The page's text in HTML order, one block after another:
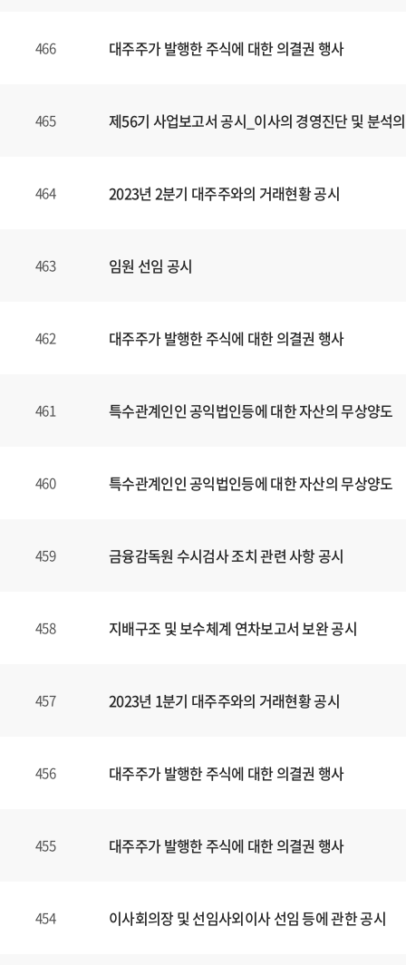
466 대주주가 발행한 주식에 대한 의결권 행사
465 제56기 사업보고서 공시_이사의 경영진단 및 분석
464 2023년 2분기 대주주와의 거래현황 공시
463 임원 선임 공시
462 대주주가 발행한 주식에 대한 의결권 행사
461 특수관계인인 공익법인등에 대한 자산의 무상양도
460 특수관계인인 공익법인등에 대한 자산의 무상양도
459 금융감독원 수시검사 조치 관련 사항 공시
458 지배구조 및 보수체계 연차보고서 보완 공시
457 2023년 1분기 대주주와의 거래현황 공시
456 대주주가 발행한 주식에 대한 의결권 행사
455 대주주가 발행한 주식에 대한 의결권 행사
454 이사회의장 및 선임사외이사 선임 등에 관한 공시